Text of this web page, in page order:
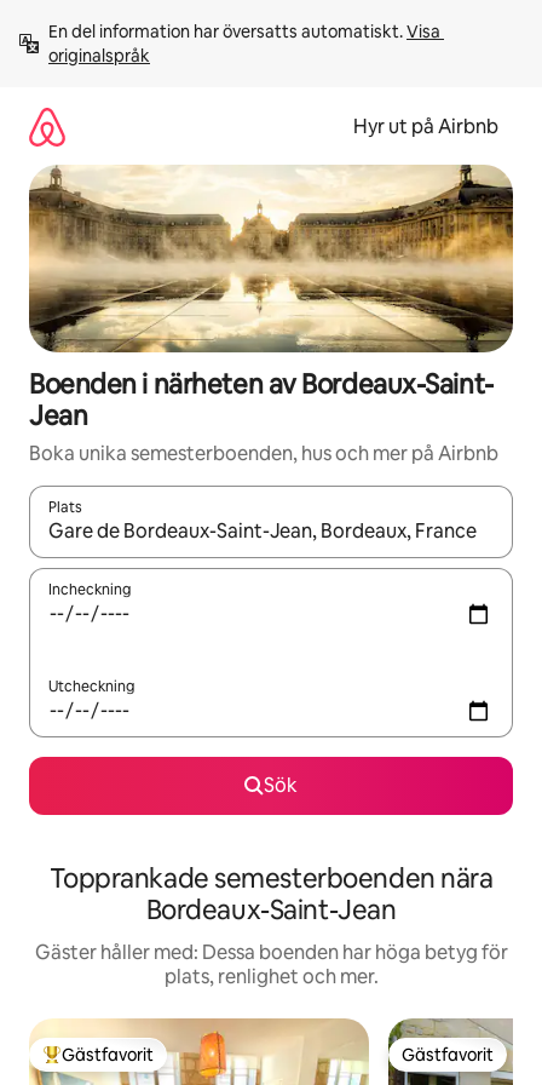
innehåll
En del information har översatts automatiskt. Visa
originalspråk
Hyr ut på Airbnb
Boenden i närheten av Bordeaux-Saint-
Jean
Boka unika semesterboenden, hus och mer på Airbnb
Plats
När resultaten är tillgängliga kan du navigera med upp- och
Incheckning
Utcheckning
Sök
Topprankade semesterboenden nära
Bordeaux-Saint-Jean
Gäster håller med: Dessa boenden har höga betyg för
plats, renlighet och mer.
Populär gästfavorit
Gästfavorit Gästfavorit
Gästfavorit